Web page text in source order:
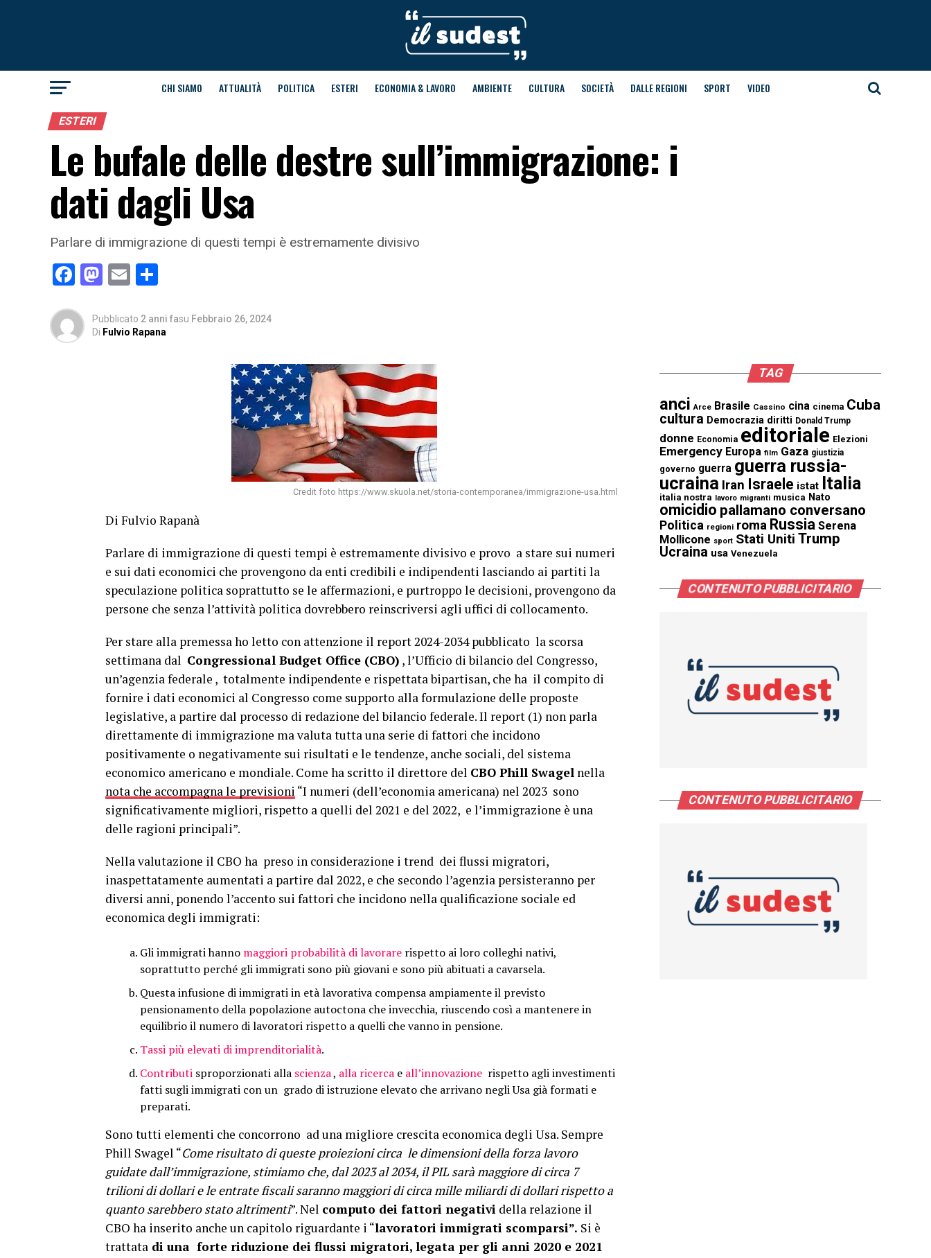
CHI SIAMO ATTUALITÀ POLITICA ESTERI ECONOMIA & LAVORO AMBIENTE CULTURA SOCIETÀ DALLE REGIONI SPORT VIDEO
ESTERI
Le bufale delle destre sull’immigrazione: i
dati dagli Usa
Parlare di immigrazione di questi tempi è estremamente divisivo
Facebook
Mastodon
Email
Pubblicato 2 anni fasu Febbraio 26, 2024
Di Fulvio Rapana
Credit foto https://www.skuola.net/storia-contemporanea/immigrazione-usa.html
Di Fulvio Rapanà
Parlare di immigrazione di questi tempi è estremamente divisivo e provo a stare sui numeri
e sui dati economici che provengono da enti credibili e indipendenti lasciando ai partiti la
speculazione politica soprattutto se le affermazioni, e purtroppo le decisioni, provengono da
persone che senza l’attività politica dovrebbero reinscriversi agli uffici di collocamento.
Per stare alla premessa ho letto con attenzione il report 2024-2034 pubblicato la scorsa
settimana dal Congressional Budget Office (CBO) , l’Ufficio di bilancio del Congresso,
un’agenzia federale , totalmente indipendente e rispettata bipartisan, che ha il compito di
fornire i dati economici al Congresso come supporto alla formulazione delle proposte
legislative, a partire dal processo di redazione del bilancio federale. Il report (1) non parla
direttamente di immigrazione ma valuta tutta una serie di fattori che incidono
positivamente o negativamente sui risultati e le tendenze, anche sociali, del sistema
economico americano e mondiale. Come ha scritto il direttore del CBO Phill Swagel nella
nota che accompagna le previsioni “I numeri (dell’economia americana) nel 2023 sono
significativamente migliori, rispetto a quelli del 2021 e del 2022, e l’immigrazione è una
delle ragioni principali”.
Nella valutazione il CBO ha preso in considerazione i trend dei flussi migratori,
inaspettatamente aumentati a partire dal 2022, e che secondo l’agenzia persisteranno per
diversi anni, ponendo l’accento sui fattori che incidono nella qualificazione sociale ed
economica degli immigrati:
Gli immigrati hanno maggiori probabilità di lavorare rispetto ai loro colleghi nativi,
soprattutto perché gli immigrati sono più giovani e sono più abituati a cavarsela.
Questa infusione di immigrati in età lavorativa compensa ampiamente il previsto
pensionamento della popolazione autoctona che invecchia, riuscendo così a mantenere in
equilibrio il numero di lavoratori rispetto a quelli che vanno in pensione.
Tassi più elevati di imprenditorialità.
Contributi sproporzionati alla scienza, alla ricerca e all’innovazione rispetto agli investimenti
fatti sugli immigrati con un grado di istruzione elevato che arrivano negli Usa già formati e
preparati.
Sono tutti elementi che concorrono ad una migliore crescita economica degli Usa. Sempre
Phill Swagel “Come risultato di queste proiezioni circa le dimensioni della forza lavoro
guidate dall’immigrazione, stimiamo che, dal 2023 al 2034, il PIL sarà maggiore di circa 7
trilioni di dollari e le entrate fiscali saranno maggiori di circa mille miliardi di dollari rispetto a
quanto sarebbero stato altrimenti”. Nel computo dei fattori negativi della relazione il
CBO ha inserito anche un capitolo riguardante i “lavoratori immigrati scomparsi”. Si è
trattata di una forte riduzione dei flussi migratori, legata per gli anni 2020 e 2021
TAG
anci Arce Brasile Cassino cina cinema Cuba
cultura Democrazia diritti Donald Trump
donne Economia editoriale Elezioni
Emergency Europa film Gaza giustizia
governo guerra guerra russia-
ucraina Iran Israele istat Italia
italia nostra lavoro migranti musica Nato
omicidio pallamano conversano
Politica regioni roma Russia Serena
Mollicone sport Stati Uniti Trump
Ucraina usa Venezuela
CONTENUTO PUBBLICITARIO
CONTENUTO PUBBLICITARIO